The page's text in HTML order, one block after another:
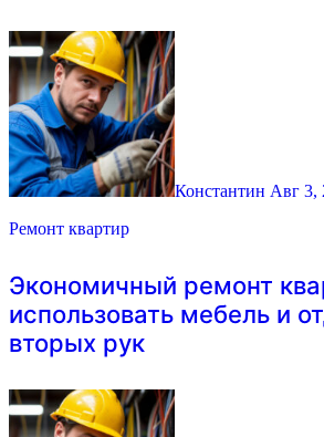
Константин Авг 3,
Ремонт квартир
Экономичный ремонт
использовать мебель и
вторых рук